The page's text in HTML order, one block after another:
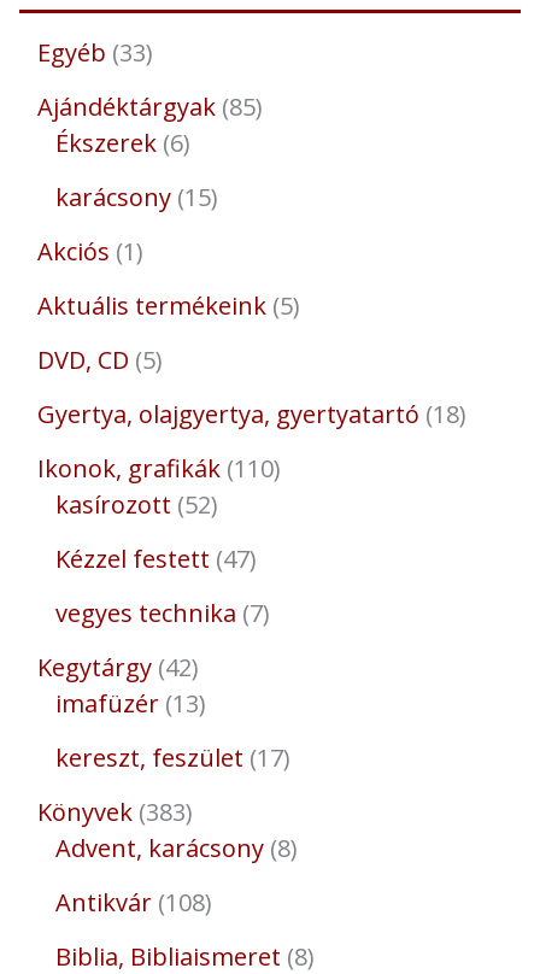
Egyéb 33
Ajándéktárgyak 85
Ékszerek 6
karácsony 15
Akciós 1
Aktuális termékeink 5
DVD, CD 5
Gyertya, olajgyertya, gyertyatartó 18
Ikonok, grafikák 110
kasírozott 52
Kézzel festett 47
vegyes technika 7
Kegytárgy 42
imafüzér 13
kereszt, feszület 17
Könyvek 383
Advent, karácsony 8
Antikvár 108
Biblia, Bibliaismeret 8